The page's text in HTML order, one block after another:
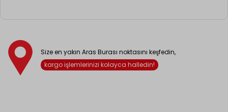
Size en yakın Aras Burası noktasını keşfedin,
kargo işlemlerinizi kolayca halledin!